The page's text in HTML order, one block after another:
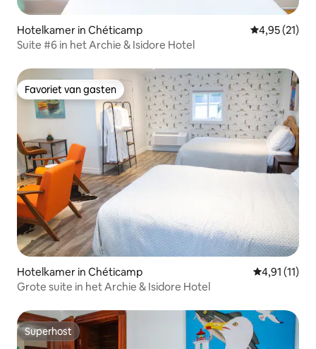
Hotelkamer in Chéticamp Gemiddelde
4,95 (21)
Suite #6 in het Archie & Isidore Hotel
Favoriet van gasten
Favoriet van gasten
Hotelkamer in Chéticamp Gemiddelde
4,91 (11)
Grote suite in het Archie & Isidore Hotel
Superhost
Superhost